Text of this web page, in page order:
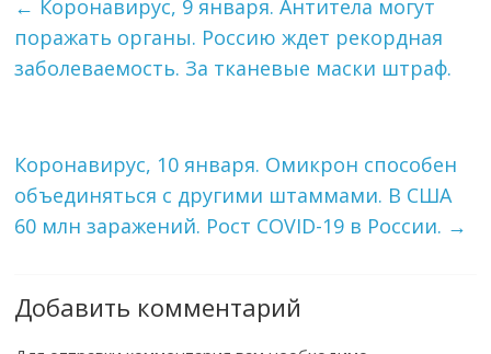
← Коронавирус, 9 января. Антитела могут
поражать органы. Россию ждет рекордная
заболеваемость. За тканевые маски штраф.
Коронавирус, 10 января. Омикрон способен
объединяться с другими штаммами. В США
60 млн заражений. Рост COVID-19 в России. →
Добавить комментарий